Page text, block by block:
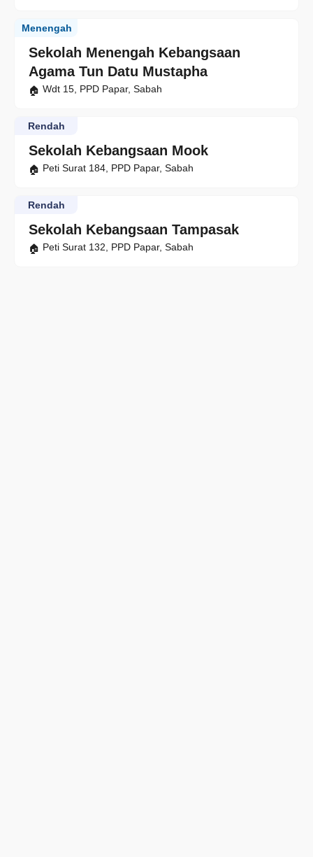
Sekolah Menengah Kebangsaan
Agama Tun Datu Mustapha
Menengah
Wdt 15, PPD Papar, Sabah
Sekolah Kebangsaan Mook
Rendah
Peti Surat 184, PPD Papar, Sabah
Sekolah Kebangsaan Tampasak
Rendah
Peti Surat 132, PPD Papar, Sabah